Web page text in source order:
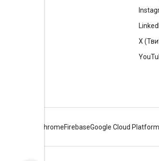
X
ChromeFirebaseGoogle Cloud Platform